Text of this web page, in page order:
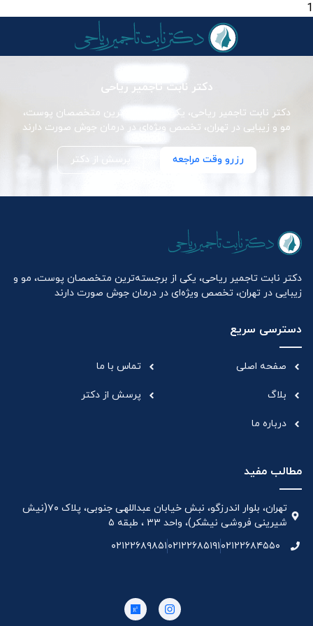
1
دکتر نابت تاجمیر ریاحی
دکتر نابت تاجمیر ریاحی، یکی از برجسته‌ترین متخصصان پوست،
مو و زیبایی در تهران، تخصص ویژه‌ای در درمان جوش صورت دارند
رزرو وقت مراجعه پرسش از دکتر
دکتر نابت تاجمیر ریاحی، یکی از برجسته‌ترین متخصصان پوست، مو و
زیبایی در تهران، تخصص ویژه‌ای در درمان جوش صورت دارند
دسترسی سریع
صفحه اصلی
بلاگ
درباره ما
تماس با ما
پرسش از دکتر
مطالب مفید
تهران، بلوار اندرزگو، نبش خیابان عبداللهی جنوبی، پلاک ۷۰(نیش
شیرینی فروشی نیشکر)، واحد ۳۳ ، طبقه ۵
۰۲۱۲۲۶۸۴۵۵۰۰۲۱۲۲۶۸۵۱۹۱۰۲۱۲۲۶۸۹۸۵۱